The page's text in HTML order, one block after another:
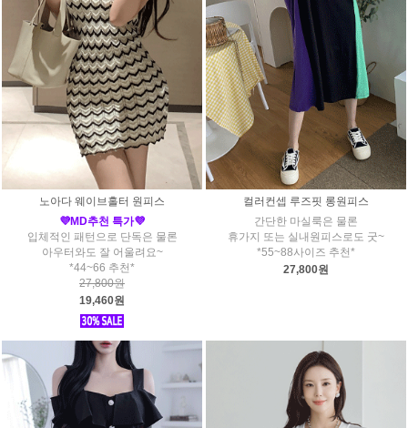
노아다 웨이브홀터 원피스
💜MD추천 특가💜
입체적인 패턴으로 단독은 물론
아우터와도 잘 어울려요~
*44~66 추천*
27,800원
19,460원
컬러컨셉 루즈핏 롱원피스
간단한 마실룩은 물론
휴가지 또는 실내원피스로도 굿~
*55~88사이즈 추천*
27,800원